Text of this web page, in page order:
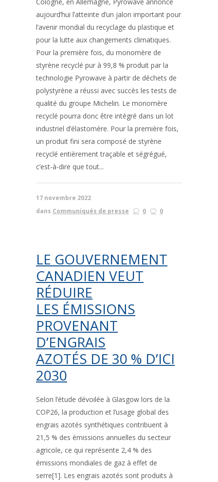
aujourd’hui l’atteinte d’un jalon important pour
l’avenir mondial du recyclage du plastique et
pour la lutte aux changements climatiques.
Pour la première fois, du monomère de
styrène recyclé pur à 99,8 % produit par la
technologie Pyrowave à partir de déchets de
polystyrène a réussi avec succès les tests de
qualité du groupe Michelin. Le monomère
recyclé pourra donc être intégré dans un lot
industriel d’élastomère. Pour la première fois,
un produit fini sera composé de styrène
recyclé entièrement traçable et ségrégué,
c’est-à-dire que tout...
17 novembre 2022
dans Communiqués de presse 0 0
LE GOUVERNEMENT
CANADIEN VEUT
RÉDUIRE
LES ÉMISSIONS
PROVENANT
D’ENGRAIS
AZOTÉS DE 30 % D’ICI
2030
Selon l’étude dévoilée à Glasgow lors de la
COP26, la production et l’usage global des
engrais azotés synthétiques contribuent à
21,5 % des émissions annuelles du secteur
agricole, ce qui représente 2,4 % des
émissions mondiales de gaz à effet de
serre[1]. Les engrais azotés sont produits à